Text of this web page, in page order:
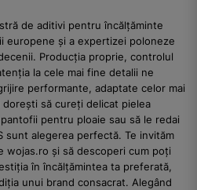
de aditivi pentru încălțăminte
europene și a expertizei poloneze
Producția proprie, controlul
la cele mai fine detalii ne
performante, adaptate celor mai
să cureți delicat pielea
pentru ploaie sau să le redai
sunt alegerea perfectă. Te invităm
wojas.ro și să descoperi cum poți
în încălțămintea ta preferată,
unui brand consacrat. Alegând